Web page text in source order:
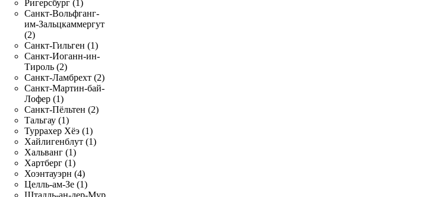
Ригерсбург (1)
Санкт-Вольфганг-
им-Зальцкаммергут
(2)
Санкт-Гильген (1)
Санкт-Иоганн-ин-
Тироль (2)
Санкт-Ламбрехт (2)
Санкт-Мартин-бай-
Лофер (1)
Санкт-Пёльтен (2)
Тальгау (1)
Туррахер Хёэ (1)
Хайлигенблут (1)
Хальванг (1)
Хартберг (1)
Хоэнтауэрн (4)
Целль-ам-Зе (1)
Штадль-ан-дер-Мур